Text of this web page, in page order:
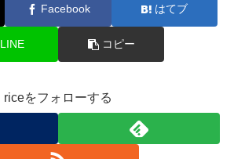
Facebook はてブ
LINE コピー
riceをフォローする